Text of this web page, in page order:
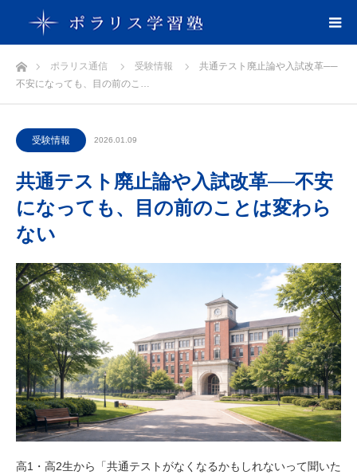
ホームポラリス通信 受験情報
共通テスト廃止論や入試改革──
不安になっても、目の前のこ…
受験情報 2026.01.09
共通テスト廃止論や入試改革──不安
になっても、目の前のことは変わら
ない
高1・高2生から「共通テストがなくなるかもしれないって聞いた